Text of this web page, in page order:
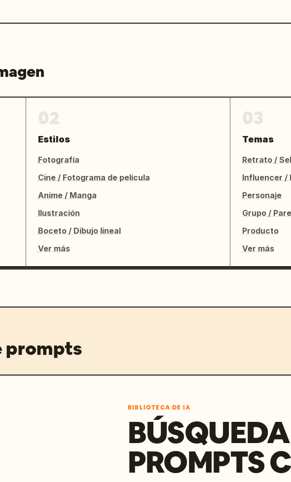
Estilos
Fotografía
Cine / Fotograma de película
Anime / Manga
Ilustración
Boceto / Dibujo lineal
Ver más
Temas
Retrato /
Influencer /
Personaje
Grupo /
Producto
Ver más
prompts
BIBLIOTECA DE IA
PROMPTS